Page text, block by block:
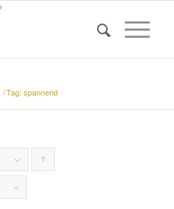
/Tag: spannend